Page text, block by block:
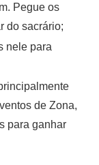
Pegue os
do sacrário;
nele para
de Zona,
para ganhar